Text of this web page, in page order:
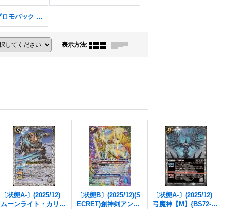
エターナルプロモパック Vol.1
表示方法:
〔状態A-〕(2025/12)
ムーンライト・カリス
〔状態B〕(2025/12)(S
ECRET)創神剣アンサ
〔状態A-〕(2025/12)
弓魔神【M】{BS72-06